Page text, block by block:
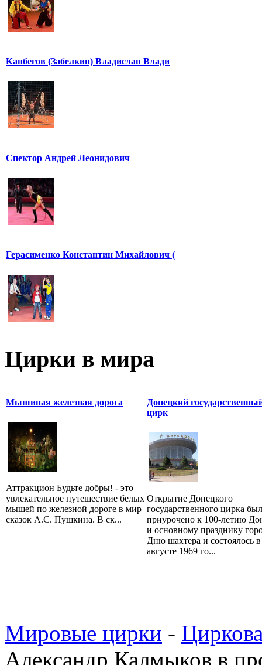
Канбегов (Забелкин) Владислав Влади
Спектор Андрей Леонидович
Герасименко Константин Михайлович (
Цирки в мира
Мышиная железная дорога
Аттракцион Будьте добры! - это
увлекательное путешествие белых
мышей по железной дороге в мир
сказок А.С. Пушкина. В ск...
Донецкий
цирк
Открытие Донецкого
государственного цирка
приурочено к 100-летию
и основному празднику
Дню шахтера и состоялось в
августе 1969 го...
Мировые цирки -
Александр Калмыков в